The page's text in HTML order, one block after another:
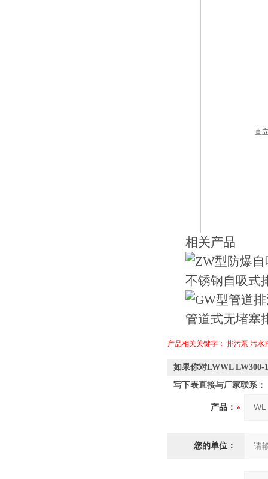
直
相关产品
产品相关关键字： 排污泵 污水
如果你对LWWL LW300-
写下表直接与厂家联系：
产品：
您的单位：